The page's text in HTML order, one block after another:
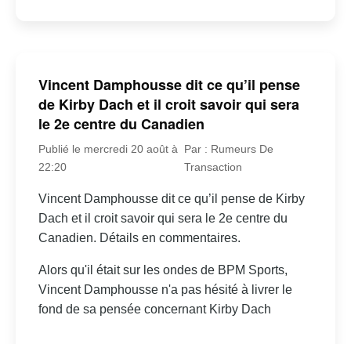
Vincent Damphousse dit ce qu’il pense
de Kirby Dach et il croit savoir qui sera
le 2e centre du Canadien
Publié le mercredi 20 août à
22:20
Par : Rumeurs De
Transaction
Vincent Damphousse dit ce qu’il pense de Kirby
Dach et il croit savoir qui sera le 2e centre du
Canadien. Détails en commentaires.
Alors qu'il était sur les ondes de BPM Sports,
Vincent Damphousse n'a pas hésité à livrer le
fond de sa pensée concernant Kirby Dach